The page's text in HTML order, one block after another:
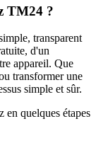
TM24 ?
transparent
d'un
appareil. Que
transformer une
simple et sûr.
en quelques étapes